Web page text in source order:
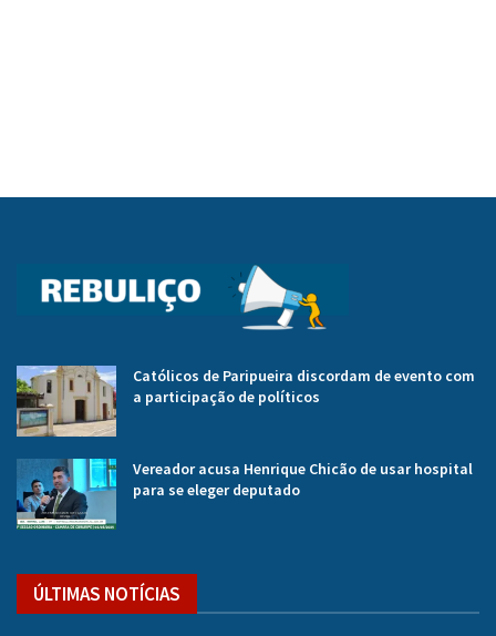
Católicos de Paripueira discordam de evento com
a participação de políticos
Vereador acusa Henrique Chicão de usar hospital
para se eleger deputado
ÚLTIMAS NOTÍCIAS